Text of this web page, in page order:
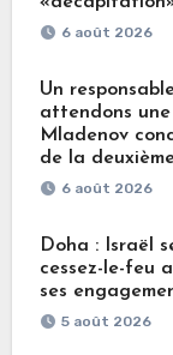
6 août 2026
Un
attendons
Mladenov
de la
6 août 2026
Doha : Israël
cessez-le-feu
ses
5 août 2026